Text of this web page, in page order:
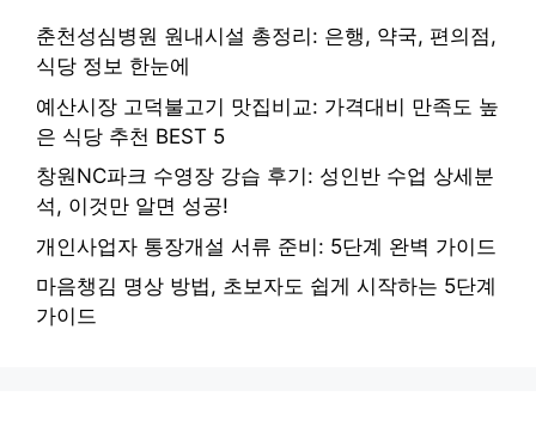
춘천성심병원 원내시설 총정리: 은행, 약국, 편의점,
식당 정보 한눈에
예산시장 고덕불고기 맛집비교: 가격대비 만족도 높
은 식당 추천 BEST 5
창원NC파크 수영장 강습 후기: 성인반 수업 상세분
석, 이것만 알면 성공!
개인사업자 통장개설 서류 준비: 5단계 완벽 가이드
마음챙김 명상 방법, 초보자도 쉽게 시작하는 5단계
가이드